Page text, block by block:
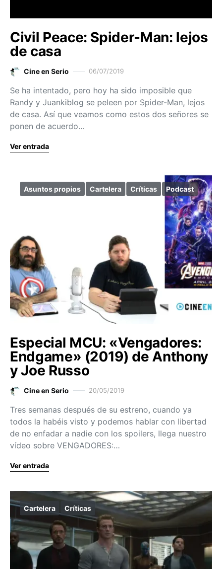
Civil Peace: Spider-Man: lejos
de casa
Cine en Serio 06/07/2019
Se ha intentado, pero hoy ha sido imposible que
Randy y Juankiblog se peleen por Spider-Man, lejos
de casa. Así que veamos como estos dos señores se
ponen de acuerdo…
Ver entrada
Asuntos propios Cartelera Críticas Podcast
Especial MCU: «Vengadores:
Endgame» (2019) de Anthony
y Joe Russo
Cine en Serio 20/05/2019
Tres semanas después de su estreno, cuando ya
todos la habéis visto y podemos hablar con libertad
de no enfadar a nadie con los spoilers, llega nuestro
vídeo sobre VENGADORES:…
Ver entrada
Cartelera Críticas